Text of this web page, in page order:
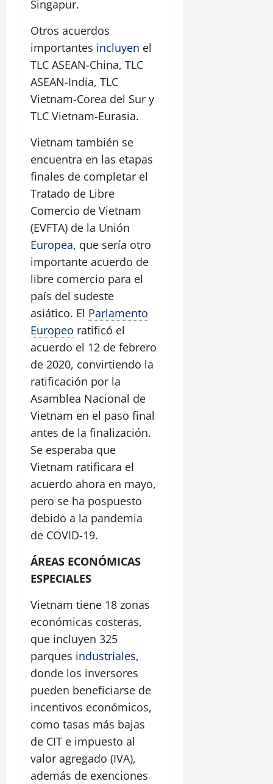
Singapur.
Otros acuerdos
importantes incluyen el
TLC ASEAN-China, TLC
ASEAN-India, TLC
Vietnam-Corea del Sur y
TLC Vietnam-Eurasia.
Vietnam también se
encuentra en las etapas
finales de completar el
Tratado de Libre
Comercio de Vietnam
(EVFTA) de la Unión
Europea, que sería otro
importante acuerdo de
libre comercio para el
país del sudeste
asiático. El Parlamento
Europeo ratificó el
acuerdo el 12 de febrero
de 2020, convirtiendo la
ratificación por la
Asamblea Nacional de
Vietnam en el paso final
antes de la finalización.
Se esperaba que
Vietnam ratificara el
acuerdo ahora en mayo,
pero se ha pospuesto
debido a la pandemia
de COVID-19.
ÁREAS ECONÓMICAS
ESPECIALES
Vietnam tiene 18 zonas
económicas costeras,
que incluyen 325
parques industriales,
donde los inversores
pueden beneficiarse de
incentivos económicos,
como tasas más bajas
de CIT e impuesto al
valor agregado (IVA),
además de exenciones